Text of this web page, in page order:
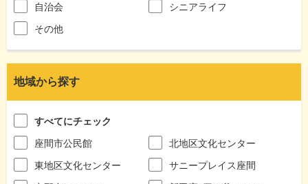
自治会
シニアライフ
その他
地域から探す
すべてにチェック
座間市公民館
北地区文化センター
東地区文化センター
サニープレイス座間